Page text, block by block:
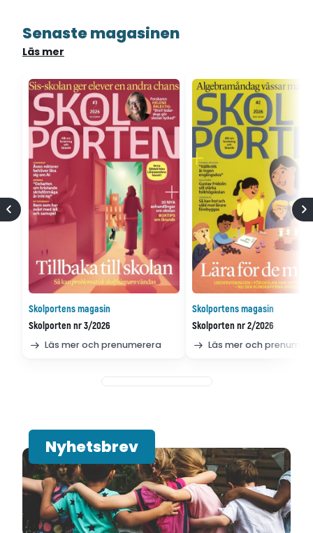
Senaste magasinen
Läs mer
Skolportens magasin
Skolporten nr 3/2026
Läs mer och prenumerera
Skolportens magasin
Skolporten nr 2/2026
Läs mer och
Nyhetsbrev